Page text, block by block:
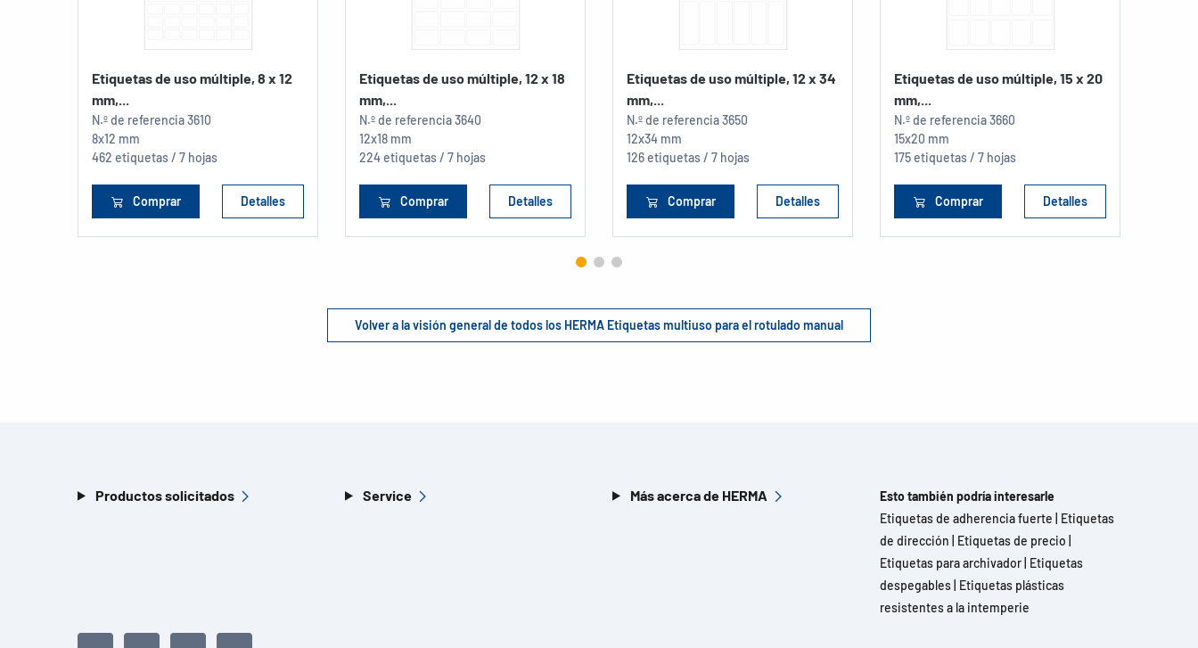
Etiquetas de uso múltiple, 8 x 12
mm,...
N.º de referencia3610
8x12 mm
462 etiquetas / 7 hojas
Comprar Detalles
Etiquetas de uso múltiple, 12 x 18
mm,...
N.º de referencia3640
12x18 mm
224 etiquetas / 7 hojas
Comprar Detalles
Etiquetas de uso múltiple, 12 x 34
mm,...
N.º de referencia3650
12x34 mm
126 etiquetas / 7 hojas
Comprar Detalles
Etiquetas de uso múltiple, 15 x 20
mm,...
N.º de referencia3660
15x20 mm
175 etiquetas / 7 hojas
Comprar Detalles
Volver a la visión general de todos los HERMA Etiquetas multiuso para el rotulado manual
Productos solicitados Service Más acerca de HERMA
Esto también podría interesarle
Etiquetas de adherencia fuerte
Etiquetas
de dirección
Etiquetas de precio
Etiquetas para archivador Etiquetas
despegables Etiquetas plásticas
resistentes a la intemperie